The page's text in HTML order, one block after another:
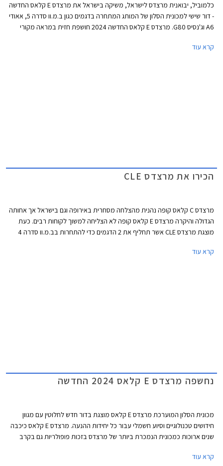
כלמוביל, יבואנית מרצדס לישראל, משיקה בישראל את מרצדס E קלאס החדשה
- דור שישי למכונית הסלון של המותג המתחרה בדגמים כגון ב.מ.וו סדרה 5, אאודי
A6 וג'נסיס G80. מרצדס E קלאס החדשה 2024 חושפת חזית במראה מקורי
עם מסגרת עבה בצבע שחור מבריק, הגולשת אל עבר הפנסים הקדמיים אשר
קרא עוד
הכירו את מרצדס CLE
מרצדס C קלאס קופה נהנית מהצלחה מסחרית באירופה וגם בישראל אך אחותה
הגדולה והיקרה מרצדס E קלאס קופה לא הצליחה למשוך לקוחות רבים. כעת
מוצגת מרצדס CLE אשר תחליף את 2 הדגמים כדי להתחרות בב.מ.וו סדרה 4
ברבעון הראשון של 2024.
קרא עוד
נחשפה מרצדס E קלאס 2024 החדשה
מכונית הסלון המוערכת מרצדס E קלאס מוצגת בדור חדש לחלוטין עם מגוון
חידושים טכנולוגיים וסיוע חשמלי עבור כל יחידות ההנעה. מרצדס E קלאס כיכבה
שנים ארוכות כמכונית הנמכרת ביותר של מרצדס בזכות פופולריות גם בקרב
קרא עוד